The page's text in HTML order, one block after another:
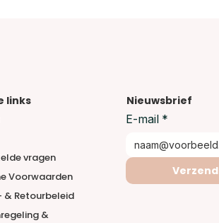
links Nieuwsbrief
vragen
Voorwaarden
& Retourbeleid
&
E-mail *
Verzend